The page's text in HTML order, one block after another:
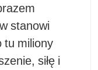
stanowi
tu miliony
siłę i